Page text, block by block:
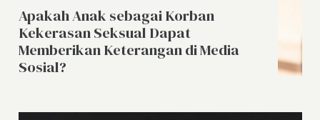
Apakah Anak sebagai Korban
Kekerasan Seksual Dapat
Memberikan Keterangan di Media
Sosial?